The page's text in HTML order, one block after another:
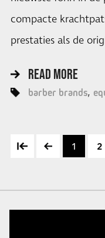
compacte
prestaties als de
READ MORE
barber brands
1 2